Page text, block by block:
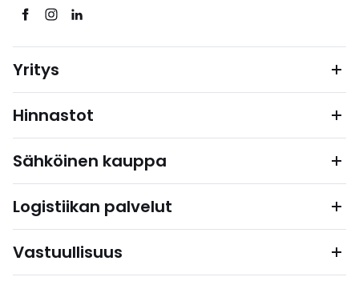
Yritys
Hinnastot
Sähköinen kauppa
Logistiikan palvelut
Vastuullisuus